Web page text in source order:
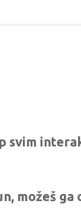
svim
možeš